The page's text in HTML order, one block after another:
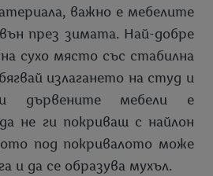
важно е мебелите
през зимата. Най-добре
сухо място със стабилна
излагането на студ и
дървените мебели е
не ги покриваш с найлон
под покривалото може
и да се образува мухъл.